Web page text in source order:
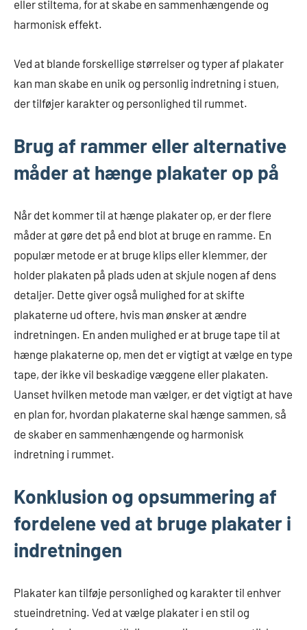
eller stiltema, for at skabe en sammenhængende og
harmonisk effekt.
Ved at blande forskellige størrelser og typer af plakater
kan man skabe en unik og personlig indretning i stuen,
der tilføjer karakter og personlighed til rummet.
Brug af rammer eller alternative
måder at hænge plakater op på
Når det kommer til at hænge plakater op, er der flere
måder at gøre det på end blot at bruge en ramme. En
populær metode er at bruge klips eller klemmer, der
holder plakaten på plads uden at skjule nogen af dens
detaljer. Dette giver også mulighed for at skifte
plakaterne ud oftere, hvis man ønsker at ændre
indretningen. En anden mulighed er at bruge tape til at
hænge plakaterne op, men det er vigtigt at vælge en type
tape, der ikke vil beskadige væggene eller plakaten.
Uanset hvilken metode man vælger, er det vigtigt at have
en plan for, hvordan plakaterne skal hænge sammen, så
de skaber en sammenhængende og harmonisk
indretning i rummet.
Konklusion og opsummering af
fordelene ved at bruge plakater i
indretningen
Plakater kan tilføje personlighed og karakter til enhver
stueindretning. Ved at vælge plakater i en stil og